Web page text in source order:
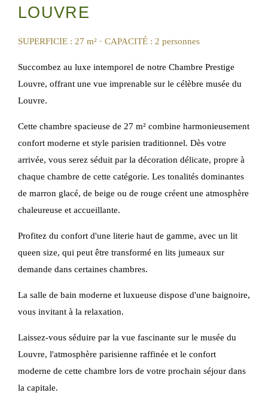
LOUVRE
SUPERFICIE : 27 m² · CAPACITÉ : 2 personnes
Succombez au luxe intemporel de notre Chambre Prestige
Louvre, offrant une vue imprenable sur le célèbre musée du
Louvre.
Cette chambre spacieuse de 27 m² combine harmonieusement
confort moderne et style parisien traditionnel. Dès votre
arrivée, vous serez séduit par la décoration délicate, propre à
chaque chambre de cette catégorie. Les tonalités dominantes
de marron glacé, de beige ou de rouge créent une atmosphère
chaleureuse et accueillante.
Profitez du confort d'une literie haut de gamme, avec un lit
queen size, qui peut être transformé en lits jumeaux sur
demande dans certaines chambres.
La salle de bain moderne et luxueuse dispose d'une baignoire,
vous invitant à la relaxation.
Laissez-vous séduire par la vue fascinante sur le musée du
Louvre, l'atmosphère parisienne raffinée et le confort
moderne de cette chambre lors de votre prochain séjour dans
la capitale.